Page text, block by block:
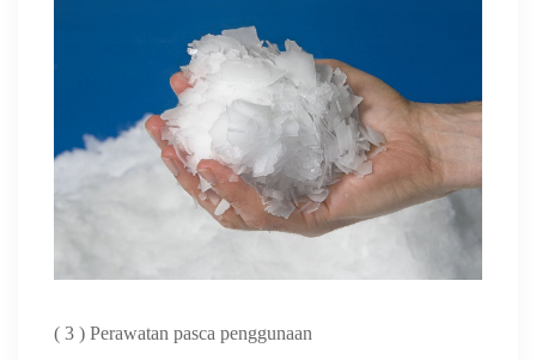
( 3 ) Perawatan pasca penggunaan